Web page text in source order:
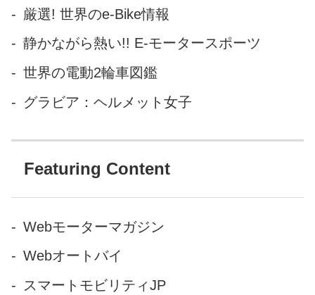
厳選! 世界のe-Bike情報
静かながら熱い!! E-モータースポーツ
世界の電動2輪車図鑑
グラビア：ヘルメット女子
Featuring Content
Webモーターマガジン
Webオートバイ
スマートモビリティJP